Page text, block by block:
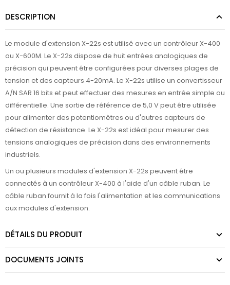
DESCRIPTION
Le module d'extension X-22s est utilisé avec un contrôleur X-400
ou X-600M. Le X-22s dispose de huit entrées analogiques de
précision qui peuvent être configurées pour diverses plages de
tension et des capteurs 4-20mA. Le X-22s utilise un convertisseur
A/N SAR 16 bits et peut effectuer des mesures en entrée simple ou
différentielle. Une sortie de référence de 5,0 V peut être utilisée
pour alimenter des potentiomètres ou d'autres capteurs de
détection de résistance. Le X-22s est idéal pour mesurer des
tensions analogiques de précision dans des environnements
industriels.
Un ou plusieurs modules d'extension X-22s peuvent être
connectés à un contrôleur X-400 à l'aide d'un câble ruban. Le
câble ruban fournit à la fois l'alimentation et les communications
aux modules d'extension.
DÉTAILS DU PRODUIT
DOCUMENTS JOINTS